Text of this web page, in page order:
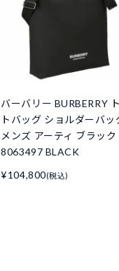
バーバリー BURBERRY
トバッグ ショルダーバッ
メンズ アーティ ブラック
8063497 BLACK
¥104,800(税込)